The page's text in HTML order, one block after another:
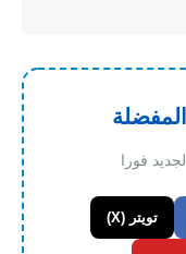
فورا
تويتر (X)